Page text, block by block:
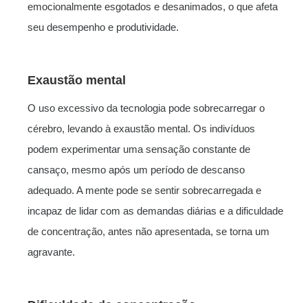
emocionalmente esgotados e desanimados, o que afeta
seu desempenho e produtividade.
Exaustão mental
O uso excessivo da tecnologia pode sobrecarregar o
cérebro, levando à exaustão mental. Os indivíduos
podem experimentar uma sensação constante de
cansaço, mesmo após um período de descanso
adequado. A mente pode se sentir sobrecarregada e
incapaz de lidar com as demandas diárias e a dificuldade
de concentração, antes não apresentada, se torna um
agravante.